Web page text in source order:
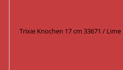
Trixie Knochen 17 cm 33671 / Lime